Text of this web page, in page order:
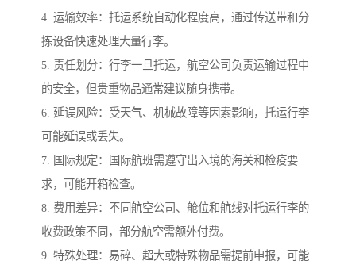
4. 运输效率：托运系统自动化程度高，通过传送带和分
拣设备快速处理大量行李。
5. 责任划分：行李一旦托运，航空公司负责运输过程中
的安全，但贵重物品通常建议随身携带。
6. 延误风险：受天气、机械故障等因素影响，托运行李
可能延误或丢失。
7. 国际规定：国际航班需遵守出入境的海关和检疫要
求，可能开箱检查。
8. 费用差异：不同航空公司、舱位和航线对托运行李的
收费政策不同，部分航空需额外付费。
9. 特殊处理：易碎、超大或特殊物品需提前申报，可能